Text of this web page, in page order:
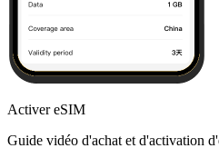
Activer eSIM
Guide vidéo d'achat et d'activation